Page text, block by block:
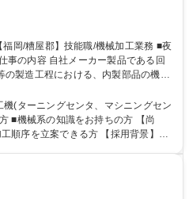
製造工程における、内製部品の機械
入の複合加工機等を用い、製造力の
ーニングセンタやマ
工工程における付随業務（段取り、
た効率的な加工プロセスの検討 ■精
(ターニングセンタ、マシニングセン
■機械系の知識をお持ちの方 【尚
案できる方 【採用背景】内
周囲と円滑にコミュニケーションを
迎します。 【働き方】年間休日125